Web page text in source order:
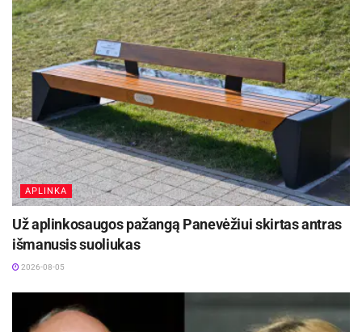
APLINKA
Už aplinkosaugos pažangą Panevėžiui skirtas antras
išmanusis suoliukas
2026-08-05